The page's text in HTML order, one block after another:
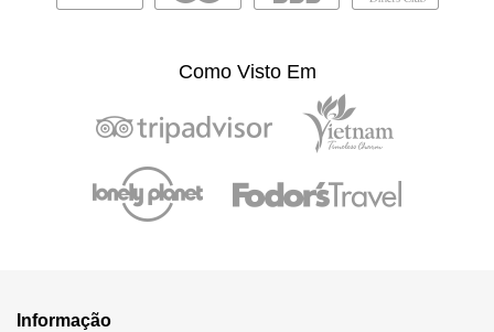
Como Visto Em
Informação